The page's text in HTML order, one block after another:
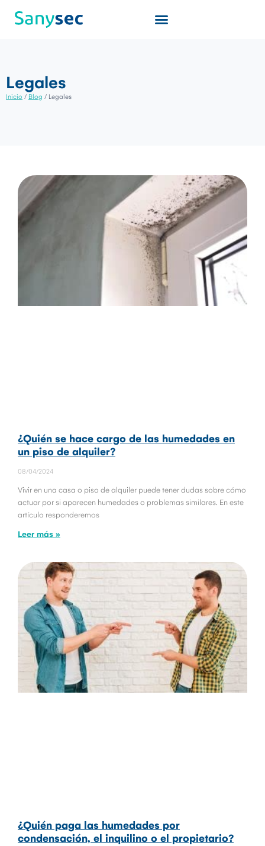
Legales
Inicio / Blog / Legales
¿Quién se hace cargo de las humedades en
un piso de alquiler?
08/04/2024
Vivir en una casa o piso de alquiler puede tener dudas sobre cómo
actuar por si aparecen humedades o problemas similares. En este
artículo responderemos
Leer más »
¿Quién paga las humedades por
condensación, el inquilino o el propietario?